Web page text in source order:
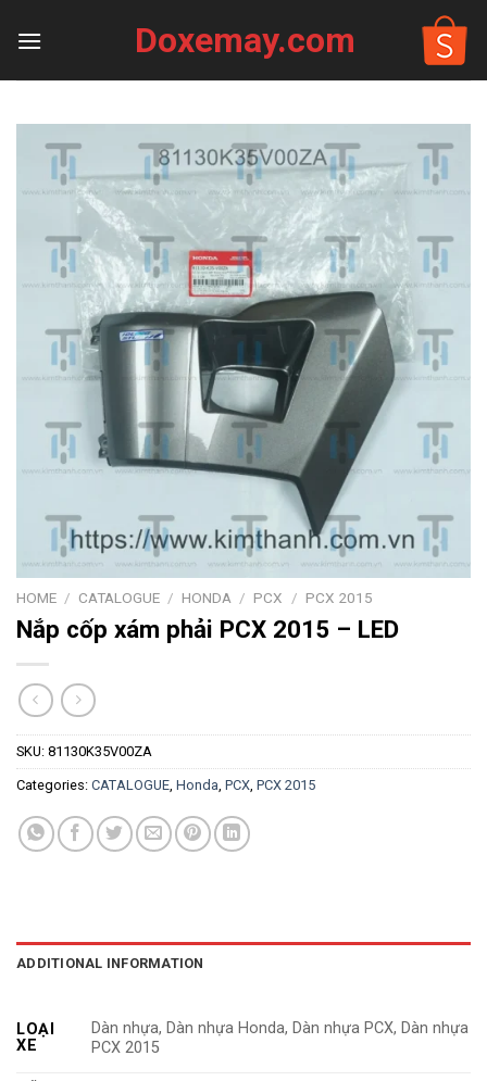
Doxemay.com
HOME / CATALOGUE / HONDA / PCX / PCX 2015
Nắp cốp xám phải PCX 2015 – LED
SKU: 81130K35V00ZA
Categories: CATALOGUE, Honda, PCX, PCX 2015
ADDITIONAL INFORMATION
LOẠI
XE
Dàn nhựa, Dàn nhựa Honda, Dàn nhựa PCX, Dàn nhựa
PCX 2015